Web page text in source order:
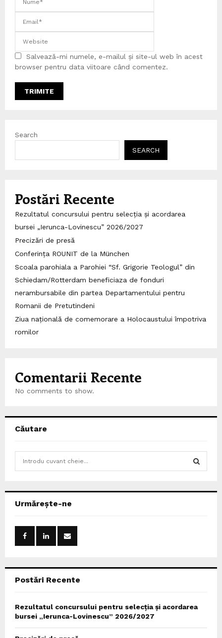
Salvează-mi numele, e-mailul și site-ul web în acest
browser pentru data viitoare când comentez.
Search
SEARCH
Postări Recente
Rezultatul concursului pentru selecția și acordarea
bursei „Ierunca-Lovinescu” 2026/2027
Precizări de presă
Conferința ROUNIT de la München
Scoala parohiala a Parohiei “Sf. Grigorie Teologul” din
Schiedam/Rotterdam beneficiaza de fonduri
nerambursabile din partea Departamentului pentru
Romanii de Pretutindeni
Ziua națională de comemorare a Holocaustului împotriva
romilor
Comentarii Recente
No comments to show.
Căutare
h
Urmărește-ne
Postări Recente
Rezultatul concursului pentru selecția și acordarea
bursei „Ierunca-Lovinescu” 2026/2027